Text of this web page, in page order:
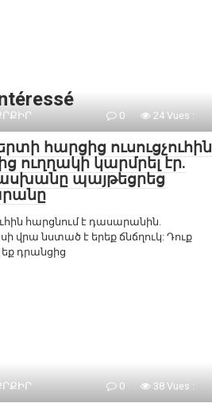
0 24 Vues :
հարցից ուսուցչուհին
ուղղակի կարմրել էր.
պայթեցրեց
հարցնում է դասարանին.
վրա նստած է երեք ճնճղուկ: Դուք
դրանցից
0 38 Vues :